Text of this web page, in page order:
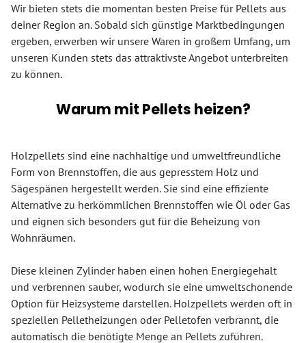
Wir bieten stets die momentan besten Preise für Pellets aus
deiner Region an. Sobald sich günstige Marktbedingungen
ergeben, erwerben wir unsere Waren in großem Umfang, um
unseren Kunden stets das attraktivste Angebot unterbreiten
zu können.
Warum mit Pellets heizen?
Holzpellets sind eine nachhaltige und umweltfreundliche
Form von Brennstoffen, die aus gepresstem Holz und
Sägespänen hergestellt werden. Sie sind eine effiziente
Alternative zu herkömmlichen Brennstoffen wie Öl oder Gas
und eignen sich besonders gut für die Beheizung von
Wohnräumen.
Diese kleinen Zylinder haben einen hohen Energiegehalt
und verbrennen sauber, wodurch sie eine umweltschonende
Option für Heizsysteme darstellen. Holzpellets werden oft in
speziellen Pelletheizungen oder Pelletofen verbrannt, die
automatisch die benötigte Menge an Pellets zuführen.